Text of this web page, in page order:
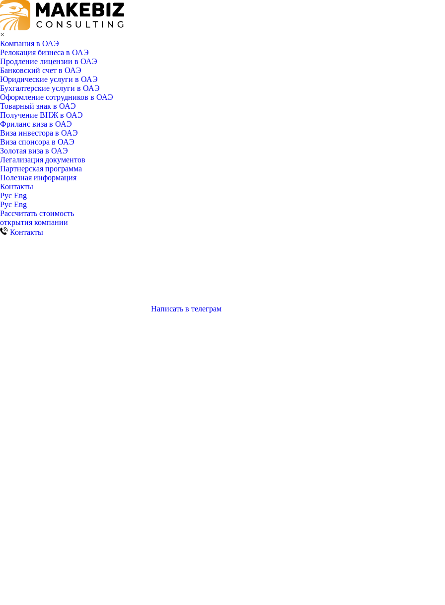
×
Компания в ОАЭ
Релокация бизнеса в ОАЭ
Продление лицензии в ОАЭ
Банковский счет в ОАЭ
Юридические услуги в ОАЭ
Бухгалтерские услуги в ОАЭ
Оформление сотрудников в ОАЭ
Товарный знак в ОАЭ
Получение ВНЖ в ОАЭ
Фриланс виза в ОАЭ
Виза инвестора в ОАЭ
Виза спонсора в ОАЭ
Золотая виза в ОАЭ
Легализация документов
Партнерская программа
Полезная информация
Контакты
Рус Eng
Рус Eng
Рассчитать стоимость
открытия компании
Контакты
Написать в телеграм